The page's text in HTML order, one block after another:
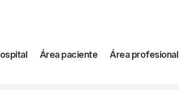
Área paciente Área profesional